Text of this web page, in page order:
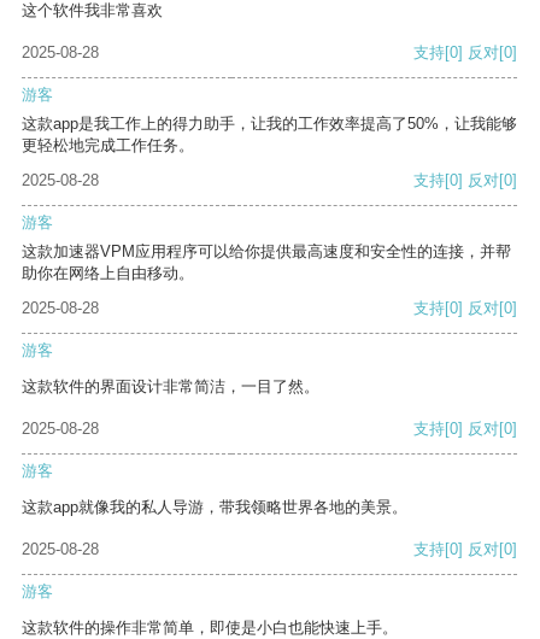
这个软件我非常喜欢
2025-08-28 支持[0] 反对[0]
游客
这款app是我工作上的得力助手，让我的工作效率提高了50%，让我能够
更轻松地完成工作任务。
2025-08-28
支持[0] 反对[0]
游客
这款加速器VPM应用程序可以给你提供最高速度和安全性的连接，并帮
助你在网络上自由移动。
2025-08-28
支持[0] 反对[0]
游客
这款软件的界面设计非常简洁，一目了然。
2025-08-28 支持[0] 反对[0]
游客
这款app就像我的私人导游，带我领略世界各地的美景。
2025-08-28 支持[0] 反对[0]
游客
这款软件的操作非常简单，即使是小白也能快速上手。